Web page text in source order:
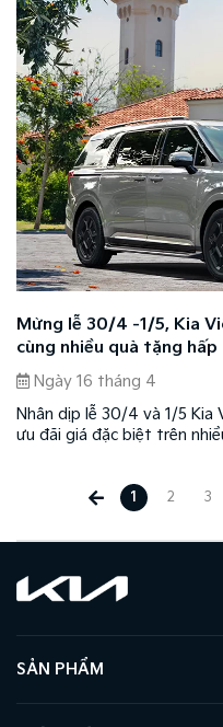
Mừng lễ 30/4 -1/5, Kia
cùng nhiều quà tặng hấp
Ngày 16 tháng 4
Nhân dịp lễ 30/4 và 1/5
ưu đãi giá đặc biệt trên
1 2 3
SẢN PHẨM